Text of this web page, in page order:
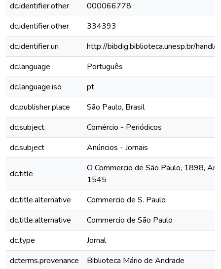
dc.identifier.other
000066778
dc.identifier.other
334393
dc.identifier.uri
http://bibdig.biblioteca.unesp.br/
dc.language
Português
dc.language.iso
pt
dc.publisher.place
São Paulo, Brasil
dc.subject
Comércio - Periódicos
dc.subject
Anúncios - Jornais
dc.title
O Commercio de São Paulo, 1898,
1545
dc.title.alternative
Commercio de S. Paulo
dc.title.alternative
Commercio de São Paulo
dc.type
Jornal
dcterms.provenance
Biblioteca Mário de Andrade